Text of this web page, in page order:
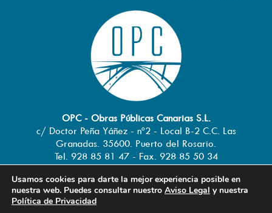
OPC - Obras Públicas Canarias S.L.
c/ Doctor Peña Yáñez - nº2 - Local B-2 C.C. Las
Granadas. 35600. Puerto del Rosario.
Tel. 928 85 81 47 - Fax. 928 85 50 34
info@obraspublicascanarias.com-
www.obraspublicascanarias.com
Usamos cookies para darte la mejor experiencia posible en
nuestra web. Puedes consultar nuestro Aviso Legal y nuestra
Política de Privacidad